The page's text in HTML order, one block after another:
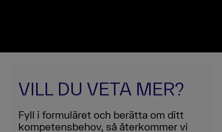
VILL DU VETA MER?
Fyll i formuläret och berätta om ditt
kompetensbehov, så återkommer vi